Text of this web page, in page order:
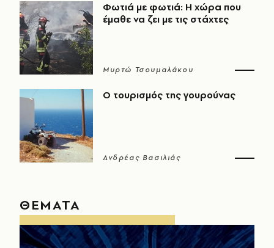
Φωτιά με φωτιά: Η χώρα που
έμαθε να ζει με τις στάχτες
Μυρτώ Τσουμαλάκου
Ο τουρισμός της γουρούνας
Ανδρέας Βασιλιάς
ΘΕΜΑΤΑ